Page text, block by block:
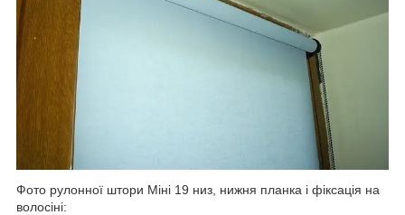
Фото рулонної штори Міні 19 низ, нижня планка і фіксація на
волосіні: